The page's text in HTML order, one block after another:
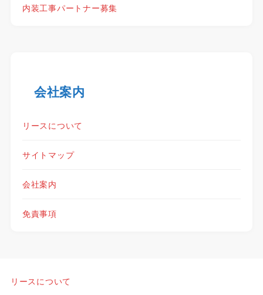
内装工事パートナー募集
会社案内
リースについて
サイトマップ
会社案内
免責事項
リースについて